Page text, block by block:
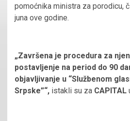
pomoćnika ministra za porodicu,
juna ove godine.
„Završena je procedura za
postavljenje na period do 90
objavljivanje u “Službenom
Srpske”“, istakli su za CAPITAL